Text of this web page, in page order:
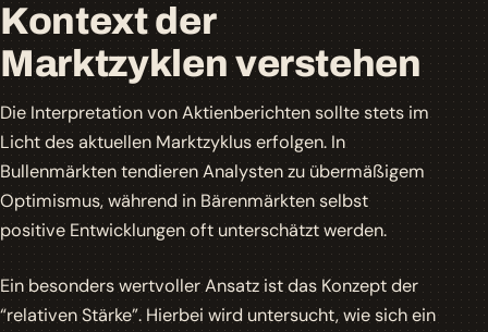
Kontext der
Marktzyklen verstehen
Die Interpretation von Aktienberichten sollte stets im
Licht des aktuellen Marktzyklus erfolgen. In
Bullenmärkten tendieren Analysten zu übermäßigem
Optimismus, während in Bärenmärkten selbst
positive Entwicklungen oft unterschätzt werden.
Ein besonders wertvoller Ansatz ist das Konzept der
“relativen Stärke”. Hierbei wird untersucht, wie sich ein